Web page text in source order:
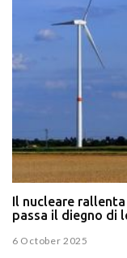
Il nucleare
passa il diegno di
6 October 2025